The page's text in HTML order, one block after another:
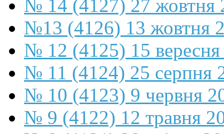
№ 14 (4127) 27 жовтня
№13 (4126) 13 жовтня
№ 12 (4125) 15
№ 11 (4124) 25 серпня
№ 10 (4123) 9 червня
№ 9 (4122) 12 травня